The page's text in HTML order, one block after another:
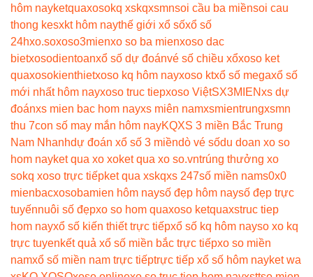
hôm nayketquaxosokq xskqxsmnsoi cầu ba miềnsoi cau
thong kesxkt hôm naythế giới xổ sốxổ số
24hxo.soxoso3mienxo so ba mienxoso dac
bietxosodientoanxổ số dự đoánvé số chiều xổxoso ket
quaxosokienthietxoso kq hôm nayxoso ktxổ số megaxổ số
mới nhất hôm nayxoso truc tiepxoso ViệtSX3MIENxs dự
đoánxs mien bac hom nayxs miên namxsmientrungxsmn
thu 7con số may mắn hôm nayKQXS 3 miền Bắc Trung
Nam Nhanhdự đoán xổ số 3 miềndò vé sốdu doan xo so
hom nayket qua xo xoket qua xo so.vntrúng thưởng xo
sokq xoso trực tiếpket qua xskqxs 247số miền nams0x0
mienbacxosobamien hôm naysố đẹp hôm naysố đẹp trực
tuyếnnuôi số đẹpxo so hom quaxoso ketquaxstruc tiep
hom nayxổ số kiến thiết trực tiếpxổ số kq hôm nayso xo kq
trực tuyenkết quả xổ số miền bắc trực tiếpxo so miền
namxổ số miền nam trực tiếptrực tiếp xổ số hôm nayket wa